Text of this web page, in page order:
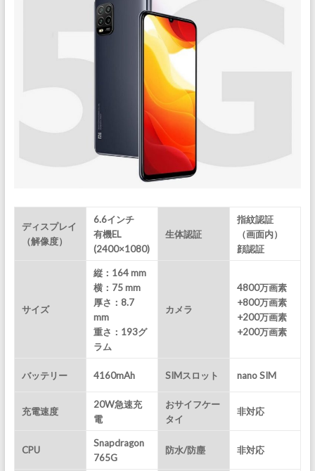
ディスプレイ
（解像度）
6.6インチ
有機EL
(2400×1080)
生体認証
指紋認証
（画面内）
顔認証
サイズ
縦：164 mm
横：75 mm
厚さ：8.7
mm
重さ：193グ
ラム
カメラ
4800万画素
+800万画素
+200万画素
+200万画素
バッテリー 4160mAh SIMスロット nano SIM
充電速度
20W急速充
電
おサイフケー
タイ
非対応
CPU
Snapdragon
765G
防水/防塵 非対応